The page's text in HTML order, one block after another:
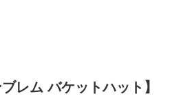
レム バケットハット】